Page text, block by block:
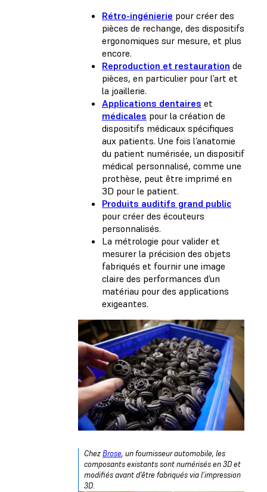
Rétro-ingénierie pour créer des
pièces de rechange, des dispositifs
ergonomiques sur mesure, et plus
encore.
Reproduction et restauration de
pièces, en particulier pour l’art et
la joaillerie.
Applications dentaires et
médicales pour la création de
dispositifs médicaux spécifiques
aux patients. Une fois l’anatomie
du patient numérisée, un dispositif
médical personnalisé, comme une
prothèse, peut être imprimé en
3D pour le patient.
Produits auditifs grand public
pour créer des écouteurs
personnalisés.
La métrologie pour valider et
mesurer la précision des objets
fabriqués et fournir une image
claire des performances d’un
matériau pour des applications
exigeantes.
ChezBrose, un fournisseur automobile, les
composants existants sont numérisés en 3D et
modifiés avant d’être fabriqués via l’impression
3D.